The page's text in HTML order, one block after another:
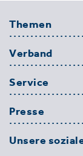
Themen
Verband
Service
Presse
Unsere